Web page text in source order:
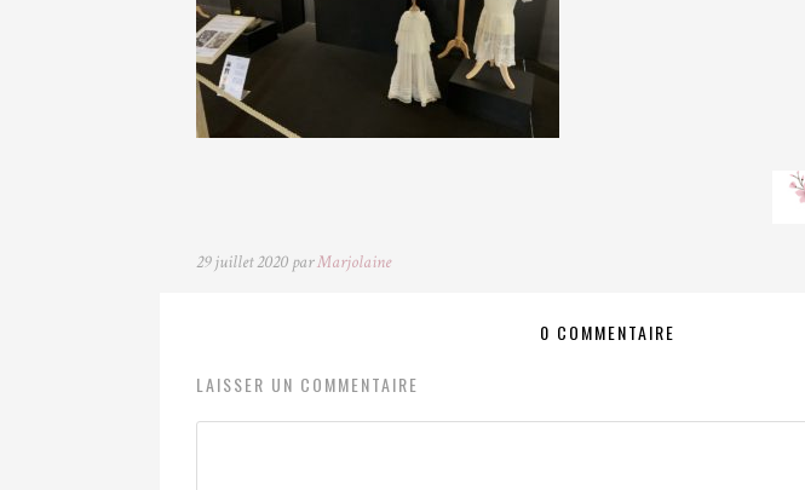
29 juillet 2020 parMarjolaine
0 COMMENTAIRE
LAISSER UN COMMENTAIRE